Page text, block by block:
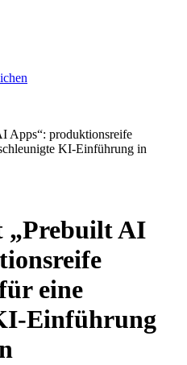
Apps“: produktionsreife
KI-Einführung in
„Prebuilt AI
eine
Einführung